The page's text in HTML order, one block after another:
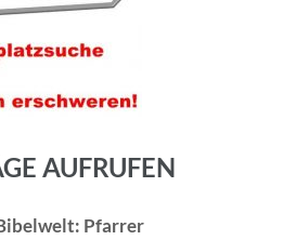
AUFRUFEN
Pfarrer